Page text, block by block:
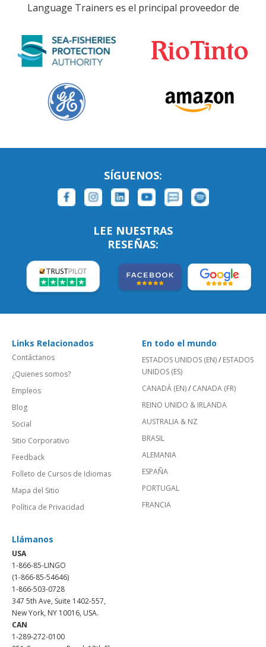
Language Trainers es el principal proveedor de
SÍGUENOS:
LEE NUESTRAS
RESEÑAS:
Links Relacionados
Contáctanos
¿Quienes somos?
Empleos
Blog
Social
Sitio Corporativo
Feedback
Folleto de Cursos de Idiomas
Mapa del Sitio
Política de Privacidad
En todo el mundo
ESTADOS UNIDOS (EN)/ ESTADOS
UNIDOS (ES)
CANADÁ (EN)/ CANADA (FR)
REINO UNIDO & IRLANDA
AUSTRALIA & NZ
BRASIL
ALEMANIA
ESPAÑA
PORTUGAL
FRANCIA
Llámanos
USA
1-866-85-LINGO
(1-866-85-54646)
1-866-503-0728
347 5th Ave, Suite 1402-557,
New York, NY 10016, USA.
CAN
1-289-272-0100